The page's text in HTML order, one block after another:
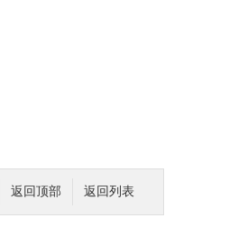
返回列表
返回顶部